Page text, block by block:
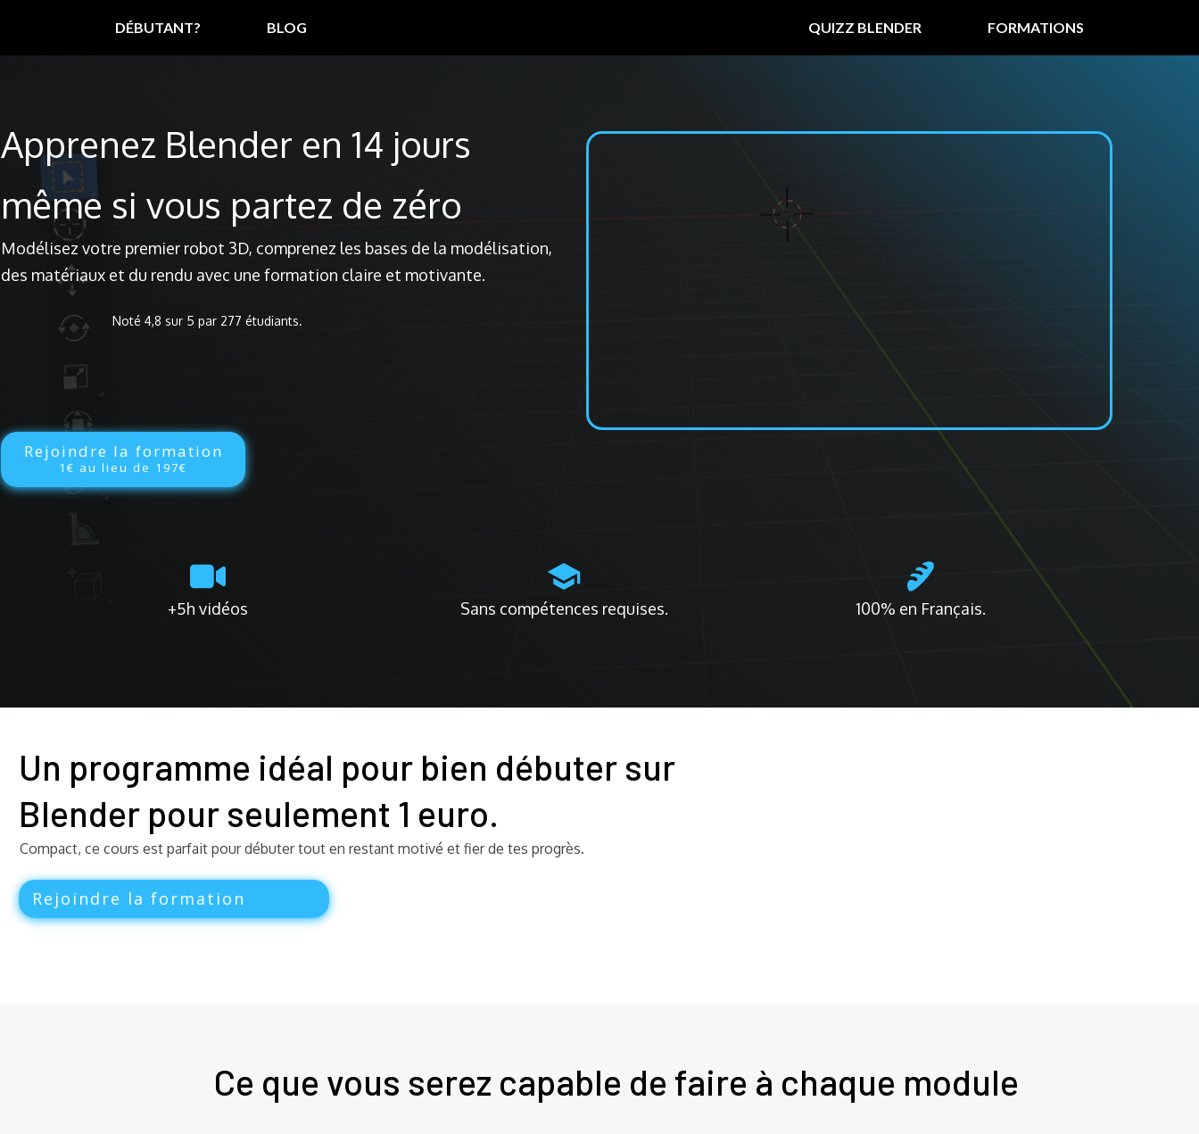
DÉBUTANT? BLOG QUIZZ BLENDER FORMATIONS
Apprenez Blender en 14 jours
même si vous partez de zéro
Modélisez votre premier robot 3D, comprenez les bases de la modélisation,
des matériaux et du rendu avec une formation claire et motivante.
Noté 4,8 sur 5 par 277 étudiants.
Rejoindre la formation
1€ au lieu de 197€
+5h vidéos Sans compétences requises. 100% en Français.
Un programme idéal pour bien débuter sur
Blender pour seulement 1 euro.
Compact, ce cours est parfait pour débuter tout en restant motivé et fier de tes progrès.
Rejoindre la formation
Ce que vous serez capable de faire à chaque module